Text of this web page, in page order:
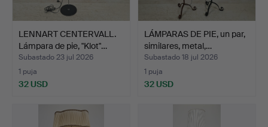
LENNART CENTERVALL.
Lámpara de pie, "Klot"…
Subastado 23 jul 2026
1 puja
32 USD
LÁMPARAS DE PIE, un par,
similares, metal,…
Subastado 18 jul 2026
1 puja
32 USD